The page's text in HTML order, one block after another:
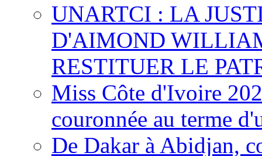
UNARTCI : LA
D'AIMOND
RESTITUER LE
Miss Côte d'Ivoire
couronnée au terme
De Dakar à Abidjan,